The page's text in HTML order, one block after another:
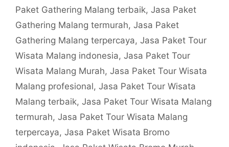
Paket Gathering Malang terbaik, Jasa Paket
Gathering Malang termurah, Jasa Paket
Gathering Malang terpercaya, Jasa Paket Tour
Wisata Malang indonesia, Jasa Paket Tour
Wisata Malang Murah, Jasa Paket Tour Wisata
Malang profesional, Jasa Paket Tour Wisata
Malang terbaik, Jasa Paket Tour Wisata Malang
termurah, Jasa Paket Tour Wisata Malang
terpercaya, Jasa Paket Wisata Bromo